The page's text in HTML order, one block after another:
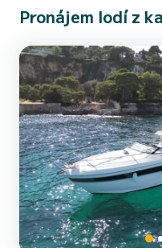
Pronájem lodí z